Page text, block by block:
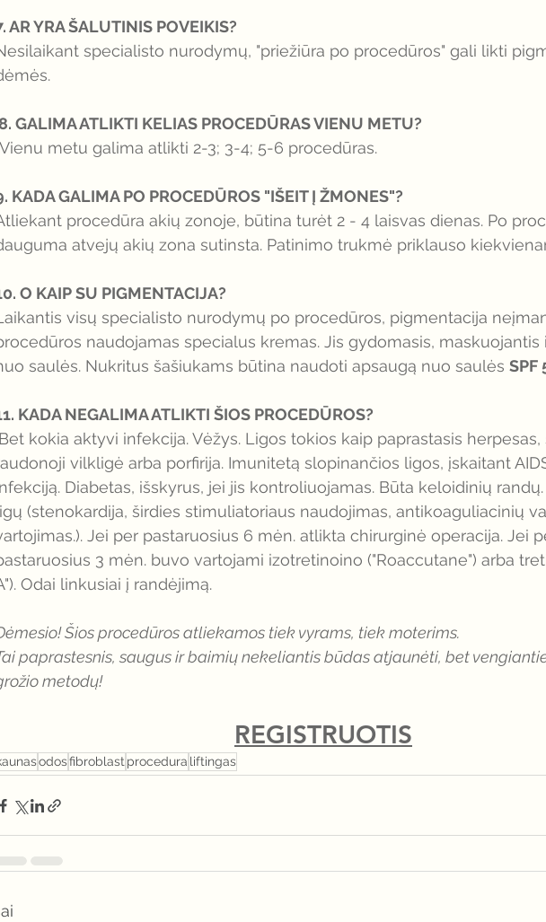
AR YRA ŠALUTINIS POVEIKIS?
specialisto nurodymų, "priežiūra po procedūros" gali likti
GALIMA ATLIKTI KELIAS PROCEDŪRAS VIENU METU?
Vienu metu galima atlikti 2-3; 3-4; 5-6 procedūras.
KADA GALIMA PO PROCEDŪROS "IŠEIT Į ŽMONES"?
procedūra akių zonoje, būtina turėt 2 - 4 laisvas dienas. Po
atvejų akių zona sutinsta. Patinimo trukmė priklauso
O KAIP SU PIGMENTACIJA?
visų specialisto nurodymų po procedūros, pigmentacija
naudojamas specialus kremas. Jis gydomasis, maskuojantis
saulės. Nukritus šašiukams būtina naudoti apsaugą nuo saulės SPF
KADA NEGALIMA ATLIKTI ŠIOS PROCEDŪROS?
Bet kokia aktyvi infekcija. Vėžys. Ligos tokios kaip paprastasis
vilkligė arba porfirija. Imunitetą slopinančios ligos, įskaitant
Diabetas, išskyrus, jei jis kontroliuojamas. Būta keloidinių
(stenokardija, širdies stimuliatoriaus naudojimas, antikoaguliacinių
Jei per pastaruosius 6 mėn. atlikta chirurginė operacija. Jei
3 mėn. buvo vartojami izotretinoino ("Roaccutane") arba
Odai linkusiai į randėjimą.
Šios procedūros atliekamos tiek vyrams, tiek moterims.
paprastesnis, saugus ir baimių nekeliantis būdas atjaunėti, bet
metodų!
REGISTRUOTIS
odosfibroblastprocedura liftingas